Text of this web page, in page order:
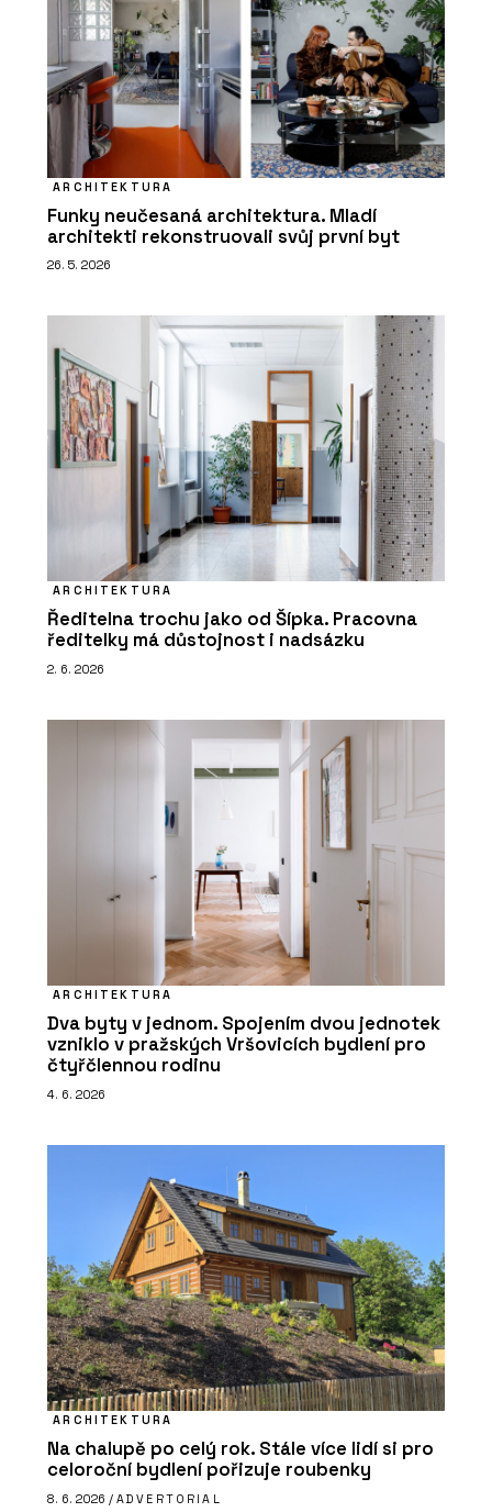
ARCHITEKTURA
Funky neučesaná architektura. Mladí
architekti rekonstruovali svůj první byt
26. 5. 2026
ARCHITEKTURA
Ředitelna trochu jako od Šípka. Pracovna
ředitelky má důstojnost i nadsázku
2. 6. 2026
ARCHITEKTURA
Dva byty v jednom. Spojením dvou jednotek
vzniklo v pražských Vršovicích bydlení pro
čtyřčlennou rodinu
4. 6. 2026
ARCHITEKTURA
Na chalupě po celý rok. Stále více lidí si pro
celoroční bydlení pořizuje roubenky
8. 6. 2026 / ADVERTORIAL